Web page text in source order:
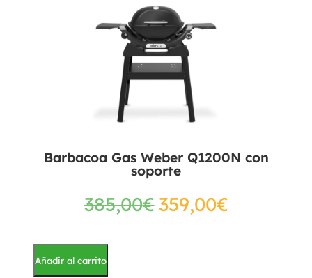
Barbacoa Gas Weber Q1200N con
soporte
385,00€359,00€
Añadir al carrito